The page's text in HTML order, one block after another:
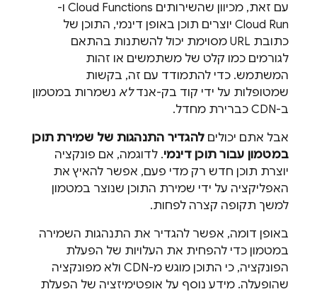
עם זאת, מכיוון שהשירותים Cloud Functions ו-
Cloud Run יוצרים תוכן באופן דינמי, התוכן של
כתובת URL מסוימת יכול להשתנות בהתאם
לגורמים כמו קלט של משתמשים או זהות
המשתמש. כדי להתמודד עם זה, בקשות
שמטופלות על ידי קוד בק-אנדלא נשמרות במטמון
ב-CDN כברירת מחדל.
אבל אתם יכולים להגדיר התנהגות של שמירת תוכן
במטמון עבור תוכן דינמי. לדוגמה, אם פונקציה
יוצרת תוכן חדש רק מדי פעם, אפשר להאיץ את
האפליקציה על ידי שמירת התוכן שנוצר במטמון
למשך תקופה קצרה לפחות.
באופן דומה, אפשר להגדיר את התנהגות השמירה
במטמון כדי להפחית את העלויות של הפעלת
הפונקציה, כי התוכן מוגש מ-CDN ולא מפונקציה
שהופעלה. מידע נוסף על אופטימיזציה של הפעלת